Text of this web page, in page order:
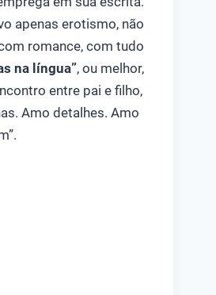
apenas erotismo, não
romance, com tudo
na língua”, ou melhor,
entre pai e filho,
Amo detalhes. Amo